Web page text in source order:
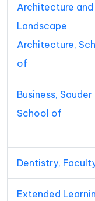
Architecture and
Landscape
Architecture,
of
Business, Sauder
School of
Dentistry,
Extended